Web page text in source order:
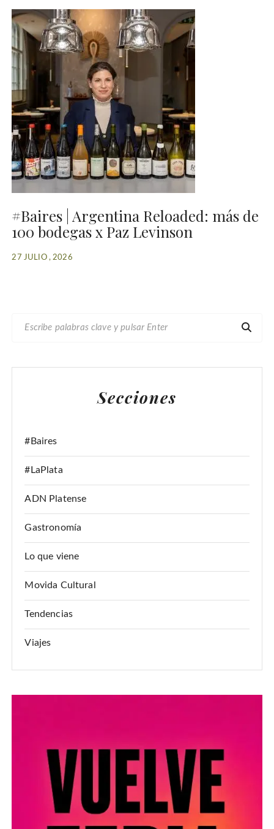
#Baires | Argentina Reloaded: más de
100 bodegas x Paz Levinson
27 JULIO , 2026
C
Secciones
#Baires
#LaPlata
ADN Platense
Gastronomía
Lo que viene
Movida Cultural
Tendencias
Viajes